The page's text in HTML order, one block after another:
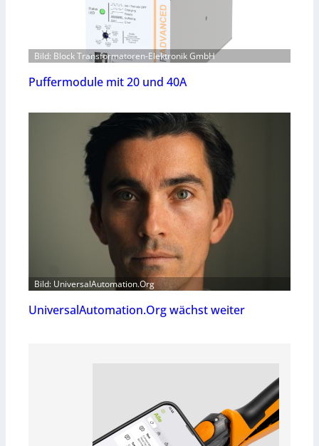
Bild: Block Transformatoren-Elektronik GmbH
Puffermodule mit 20 und 40A
Bild: UniversalAutomation.Org
UniversalAutomation.Org wächst weiter